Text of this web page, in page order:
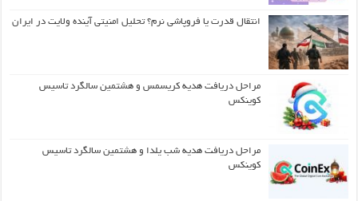
انتقال قدرت یا فروپاشی نرم؟ تحلیل امنیتی آینده ولایت در ایران
مراحل دریافت هدیه کریسمس و هشتمین سالگرد تاسیس
کوینکس
مراحل دریافت هدیه شب یلدا و هشتمین سالگرد تاسیس
کوینکس